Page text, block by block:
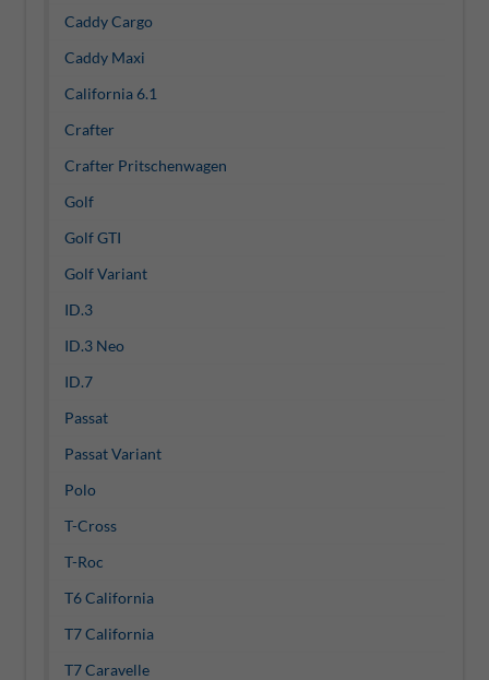
Caddy Cargo
Caddy Maxi
California 6.1
Crafter
Crafter Pritschenwagen
Golf
Golf GTI
Golf Variant
ID.3
ID.3 Neo
ID.7
Passat
Passat Variant
Polo
T-Cross
T-Roc
T6 California
T7 California
T7 Caravelle